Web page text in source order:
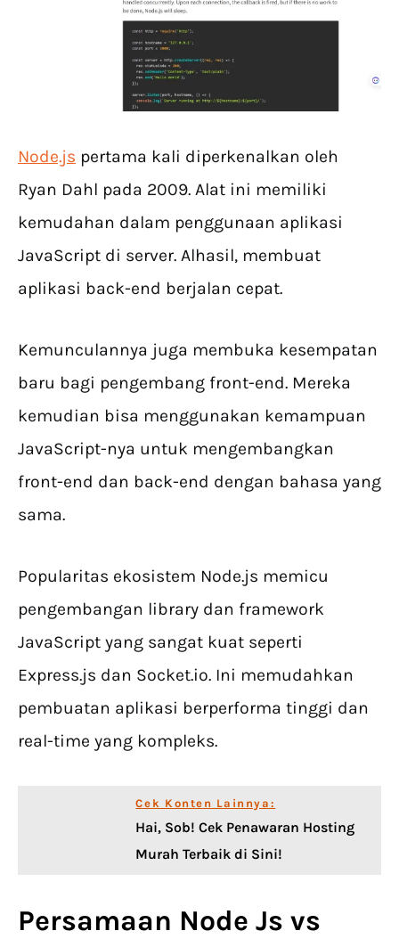
Node.js pertama kali diperkenalkan oleh
Ryan Dahl pada 2009. Alat ini memiliki
kemudahan dalam penggunaan aplikasi
JavaScript di server. Alhasil, membuat
aplikasi back-end berjalan cepat.
Kemunculannya juga membuka kesempatan
baru bagi pengembang front-end. Mereka
kemudian bisa menggunakan kemampuan
JavaScript-nya untuk mengembangkan
front-end dan back-end dengan bahasa yang
sama.
Popularitas ekosistem Node.js memicu
pengembangan library dan framework
JavaScript yang sangat kuat seperti
Express.js dan Socket.io. Ini memudahkan
pembuatan aplikasi berperforma tinggi dan
real-time yang kompleks.
Cek Konten Lainnya:
Hai, Sob! Cek Penawaran Hosting
Murah Terbaik di Sini!
Persamaan Node Js vs